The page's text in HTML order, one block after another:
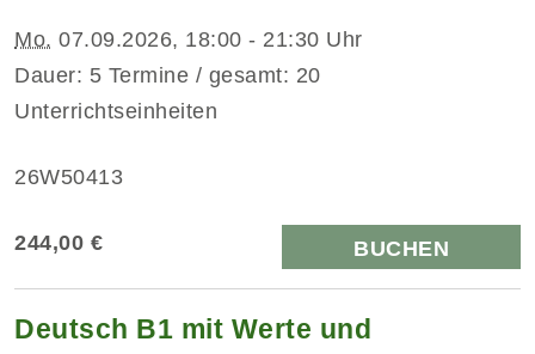
Mo. 07.09.2026, 18:00 - 21:30 Uhr
Dauer: 5 Termine / gesamt: 20
Unterrichtseinheiten
26W50413
244,00 € BUCHEN
Deutsch B1 mit Werte und